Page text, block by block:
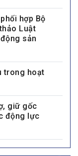
hợp Bộ
Luật
sản
trong hoạt
giữ gốc
động lực